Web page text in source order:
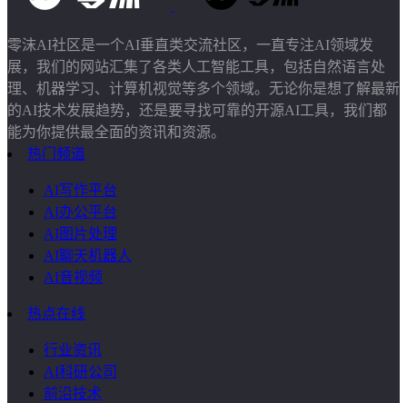
零沫AI社区是一个AI垂直类交流社区，一直专注AI领域发
展，我们的网站汇集了各类人工智能工具，包括自然语言处
理、机器学习、计算机视觉等多个领域。无论你是想了解最新
的AI技术发展趋势，还是要寻找可靠的开源AI工具，我们都
能为你提供最全面的资讯和资源。
热门频道
AI写作平台
AI办公平台
AI图片处理
AI聊天机器人
AI音视频
热点在线
行业资讯
AI科研公司
前沿技术